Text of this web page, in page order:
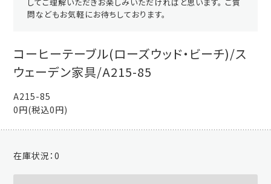
問などもお気軽にお待ちしております。
コーヒーテーブル(ローズウッド・ビーチ)/ス
ウェーデン家具/A215-85
A215-85
0円(税込0円)
在庫状況：0